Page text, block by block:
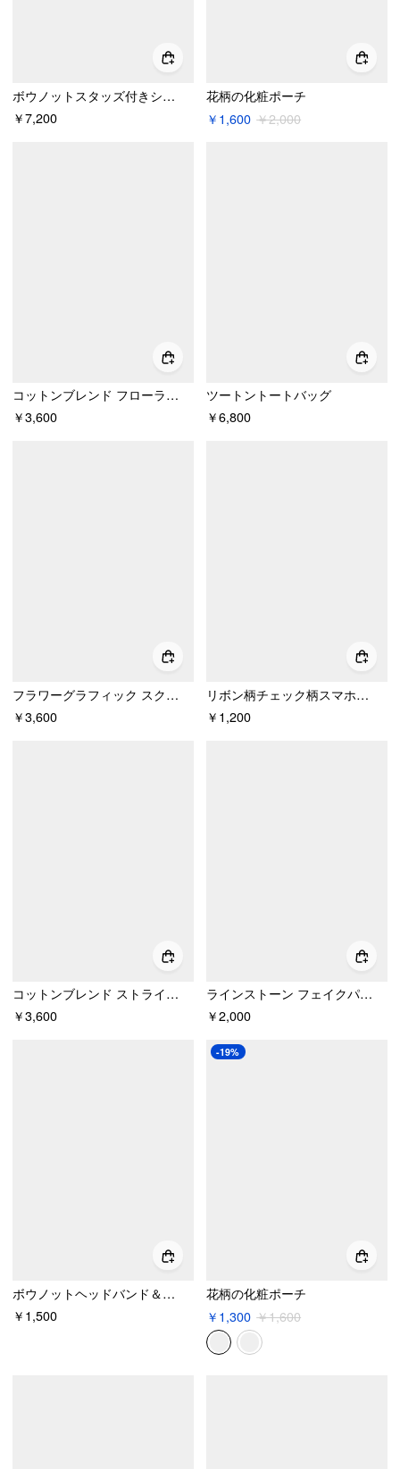
ボウノットスタッズ付きショルダーバッグ
￥7,200
花柄の化粧ポーチ
￥1,600 ￥2,000
コットンブレンド フローラルグラフィック ラインストーン装飾 タンクトップ
￥3,600
ツートントートバッグ
￥6,800
フラワーグラフィック スクエアネック レーストリム ラインストーン スリム クロップタンクトップ
￥3,600
リボン柄チェック柄スマホケース
￥1,200
コットンブレンド ストライプ コントラストバインディング オーバーサイズ 長袖Tシャツ
￥3,600
ラインストーン フェイクパール ネックレス＆スタッドピアス セット
￥2,000
ボウノットヘッドバンド＆スカルプマッサージャーセット
￥1,500
-19%
花柄の化粧ポーチ
￥1,300 ￥1,600